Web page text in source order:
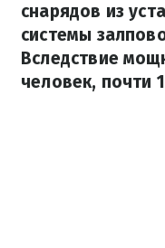
снарядов из
системы
Вследствие
человек, почти